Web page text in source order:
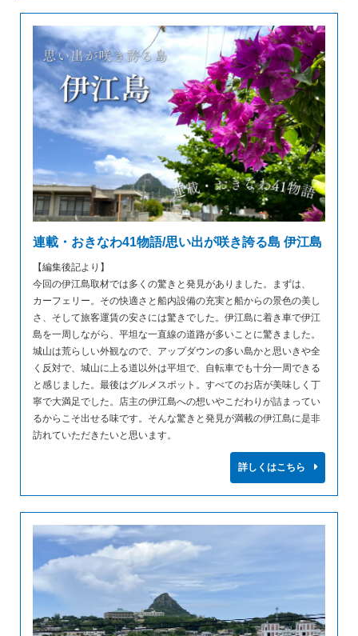
連載・おきなわ41物語/思い出が咲き誇る島 伊江島
【編集後記より】
今回の伊江島取材では多くの驚きと発見がありました。まずは、
カーフェリー。その快適さと船内設備の充実と船からの景色の美し
さ、そして旅客運賃の安さには驚きでした。伊江島に着き車で伊江
島を一周しながら、平坦な一直線の道路が多いことに驚きました。
城山は荒らしい外観なので、アップダウンの多い島かと思いきや全
く反対で、城山に上る道以外は平坦で、自転車でも十分一周できる
と感じました。最後はグルメスポット。すべてのお店が美味しく丁
寧で大満足でした。店主の伊江島への想いやこだわりが詰まってい
るからこそ出せる味です。そんな驚きと発見が満載の伊江島に是非
訪れていただきたいと思います。
詳しくはこちら